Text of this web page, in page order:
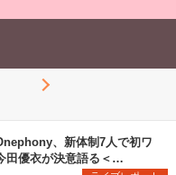
、新体制7人で初ワ
田優衣が決意語る＜